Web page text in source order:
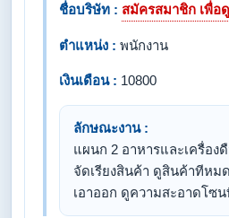
ชื่อบริษัท : สมัครสมาชิก เพื่อ
ตำแหน่ง : พนักงาน
เงินเดือน : 10800
ลักษณะงาน :
แผนก 2 อาหารและเครื่อง
จัดเรียงสินค้า ดูสินค้าทีห
เอาออก ดูความสะอาดโซ